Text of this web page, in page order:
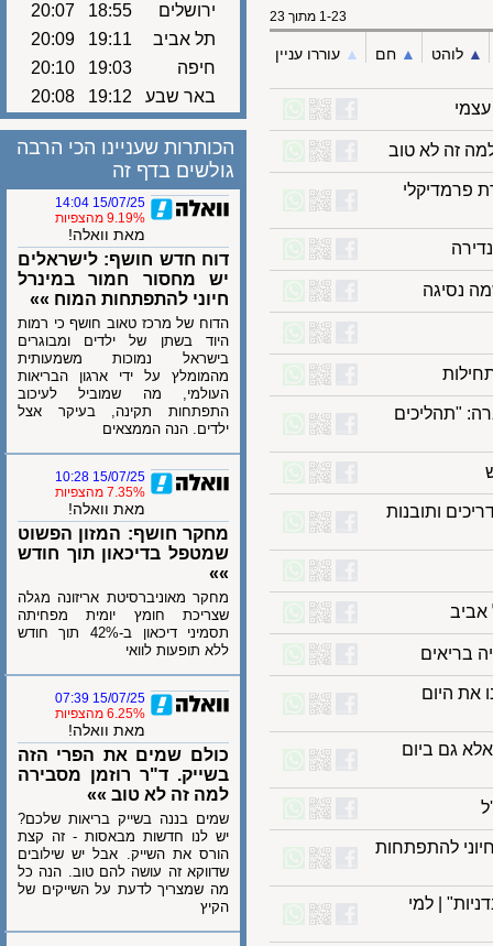
1-23 מתוך 23
לוהט ▲︎ חם ▲︎ עוררו עניין
זה לא טוב
"תהליכים
ותובנות
היום
גם ביום
להתפתחות
| למי
ירושלים
18:55
20:07
תל אביב
19:11
20:09
חיפה
19:03
20:10
באר שבע
19:12
20:08
הכותרות שעניינו הכי הרבה
גולשים בדף זה
15/07/25 14:04
9.19% מהצפיות
מאת וואלה!
דוח חדש חושף: לישראלים
יש מחסור חמור במינרל
חיוני להתפתחות המוח »»
הדוח של מרכז טאוב חושף כי רמות
היוד בשתן של ילדים ומבוגרים
בישראל נמוכות משמעותית
מהמומלץ על ידי ארגון הבריאות
העולמי, מה שמוביל לעיכוב
התפתחות תקינה, בעיקר אצל
ילדים. הנה הממצאים
15/07/25 10:28
7.35% מהצפיות
מאת וואלה!
מחקר חושף: המזון הפשוט
שמטפל בדיכאון תוך חודש
מחקר מאוניברסיטת אריזונה מגלה
שצריכת חומץ יומית מפחיתה
תסמיני דיכאון ב-42% תוך חודש
ללא תופעות לוואי
15/07/25 07:39
6.25% מהצפיות
מאת וואלה!
כולם שמים את הפרי הזה
בשייק. ד"ר רוזמן מסבירה
למה זה לא טוב »»
שמים בננה בשייק בריאות שלכם?
יש לנו חדשות מבאסות - זה קצת
הורס את השייק. אבל יש שילובים
שדווקא זה עושה להם טוב. הנה כל
מה שמצריך לדעת על השייקים של
הקיץ